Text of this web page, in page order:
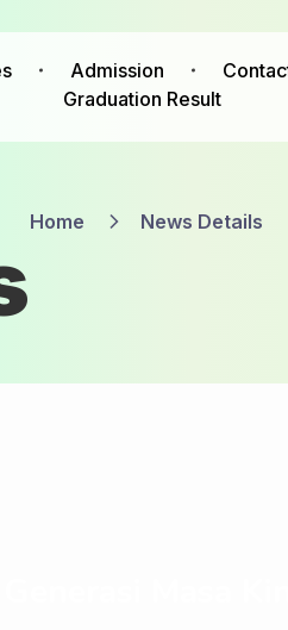
Admission
Graduation Result
Home News Details